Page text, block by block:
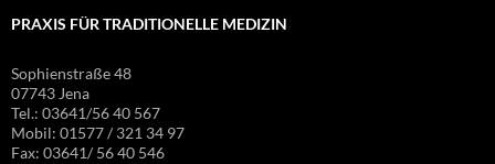
PRAXIS FÜR TRADITIONELLE MEDIZIN
Sophienstraße 48
07743 Jena
Tel.: 03641/56 40 567
Mobil: 01577 / 321 34 97
Fax: 03641/ 56 40 546